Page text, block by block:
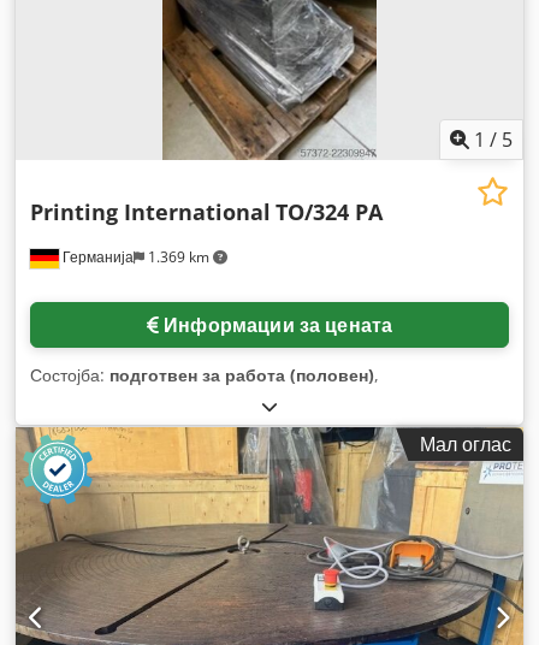
1 / 5
Германија 1.369 km
Printing International TO/324 PA
Информации за цената
Состојба: подготвен за работа (половен),
Мал оглас